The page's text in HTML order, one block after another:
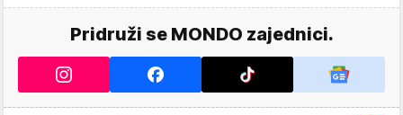
Pridruži se MONDO zajednici.